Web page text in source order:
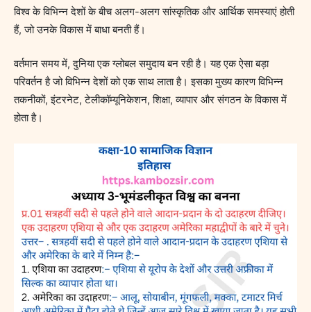
विश्व के विभिन्न देशों के बीच अलग-अलग सांस्कृतिक और आर्थिक समस्याएं होती
हैं, जो उनके विकास में बाधा बनती हैं।
वर्तमान समय में, दुनिया एक ग्लोबल समुदाय बन रही है। यह एक ऐसा बड़ा
परिवर्तन है जो विभिन्न देशों को एक साथ लाता है। इसका मुख्य कारण विभिन्न
तकनीकों, इंटरनेट, टेलीकॉम्यूनिकेशन, शिक्षा, व्यापार और संगठन के विकास में
होता है।